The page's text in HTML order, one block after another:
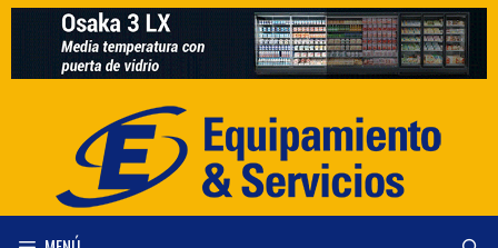
Saltar
contenido